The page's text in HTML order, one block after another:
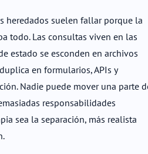
heredados suelen fallar porque la
todo. Las consultas viven en las
estado se esconden en archivos
en formularios, APIs y
Nadie puede mover una parte
responsabilidades
sea la separación, más realista